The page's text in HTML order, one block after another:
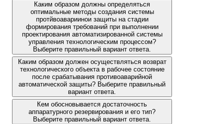
Каким образом должны определяться
оптимальные методы создания системы
протйвоавариинои защиты на стадии
формирования требований при выполнении
проектирования автоматизированной системы
управления технологическим процессом?
Выберите правильный вариант ответа.
Каким образом должен осуществляться возврат
технологического объекта в рабочее состояние
после срабатывания противоаварийной
автоматической защиты? Выберите правильный
вариант ответа.
Кем обосновывается достаточность
аппаратурного резервирования и его тип?
Выберите правильный вариант ответа.